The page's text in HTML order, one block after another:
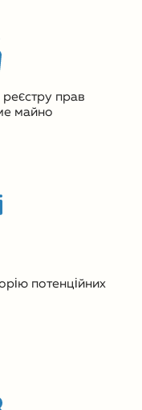
прав
майно
потенційних